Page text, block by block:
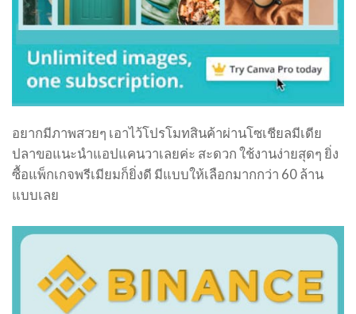
อยากมีภาพสวยๆ เอาไว้โปรโมทสินค้าผ่านโซเชียลมีเดีย
ปลาขอแนะนำแอปแคนวาเลยค่ะ สะดวก ใช้งานง่ายสุดๆ ยิ่ง
ซื้อแพ็กเกจพรีเมียมก็ยิ่งดี มีแบบให้เลือกมากกว่า 60 ล้าน
แบบเลย